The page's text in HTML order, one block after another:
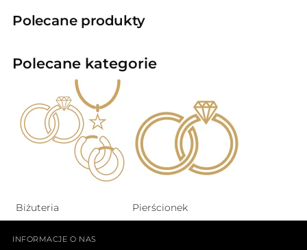
Polecane produkty
Polecane kategorie
Biżuteria Pierścionek
INFORMACJE O NAS